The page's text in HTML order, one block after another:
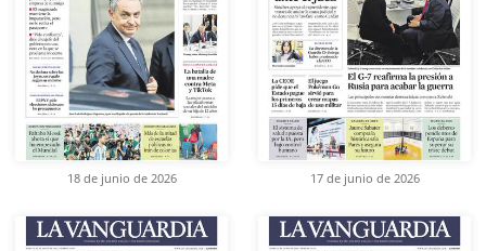
18 de junio de 2026 17 de junio de 2026